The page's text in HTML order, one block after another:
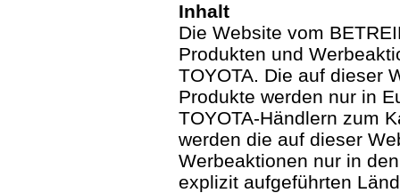
Inhalt
Die Website vom
Produkten und
TOYOTA. Die auf dieser
Produkte werden nur in
TOYOTA-Händlern zum
werden die auf dieser
Werbeaktionen nur in
explizit aufgeführten